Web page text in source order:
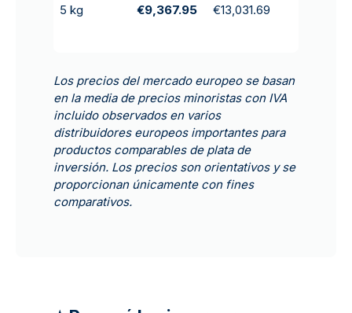
5 kg €9,367.95 €13,031.69
Los precios del mercado europeo se basan
en la media de precios minoristas con IVA
incluido observados en varios
distribuidores europeos importantes para
productos comparables de plata de
inversión. Los precios son orientativos y se
proporcionan únicamente con fines
comparativos.